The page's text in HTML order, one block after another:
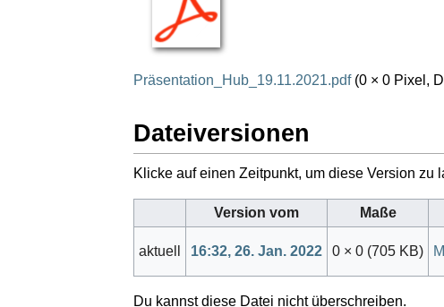
Präsentation_Hub_19.11.2021.pdf (0 × 0 Pixel,
Dateiversionen
Klicke auf einen Zeitpunkt, um diese Version zu
Version vom Maße
aktuell 16:32, 26. Jan. 2022 0 × 0 (705 KB)
Du kannst diese Datei nicht überschreiben.